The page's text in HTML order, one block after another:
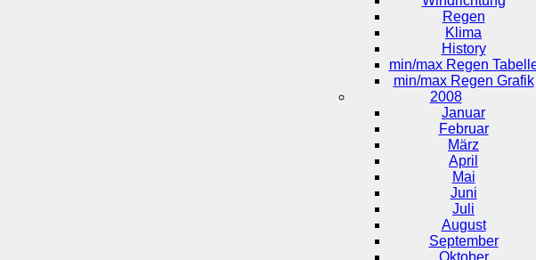
Regen
Klima
History
min/max Regen
min/max Regen Grafik
2008
Januar
Februar
März
April
Mai
Juni
Juli
August
September
Oktober